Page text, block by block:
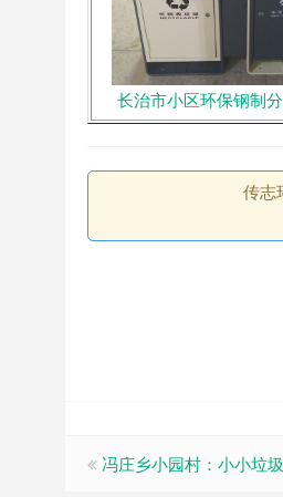
长治市小区环保钢制
传志
冯庄乡小园村：小小垃